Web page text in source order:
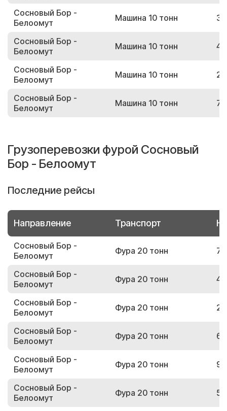
Сосновый Бор -
Белоомут
Машина 10 тонн
Сосновый Бор -
Белоомут
Машина 10 тонн
Сосновый Бор -
Белоомут
Машина 10 тонн
Сосновый Бор -
Белоомут
Машина 10 тонн
Грузоперевозки фурой Сосновый
Бор - Белоомут
Последние рейсы
Направление Транспорт
Сосновый Бор -
Белоомут
Фура 20 тонн
Сосновый Бор -
Белоомут
Фура 20 тонн
Сосновый Бор -
Белоомут
Фура 20 тонн
Сосновый Бор -
Белоомут
Фура 20 тонн
Сосновый Бор -
Белоомут
Фура 20 тонн
Сосновый Бор -
Белоомут
Фура 20 тонн